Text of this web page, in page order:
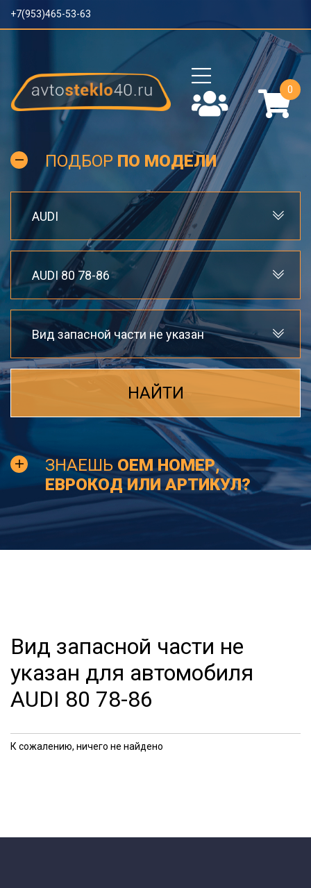
+7(953)465-53-63
0
ПОДБОР ПО МОДЕЛИ
AUDI
AUDI 80 78-86
Вид запасной части не указан
НАЙТИ
ЗНАЕШЬ OEM НОМЕР,
ЕВРОКОД ИЛИ АРТИКУЛ?
Вид запасной части не
указан для автомобиля
AUDI 80 78-86
К сожалению, ничего не найдено